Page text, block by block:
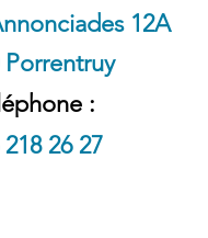
12A
Porrentruy
:
26 27